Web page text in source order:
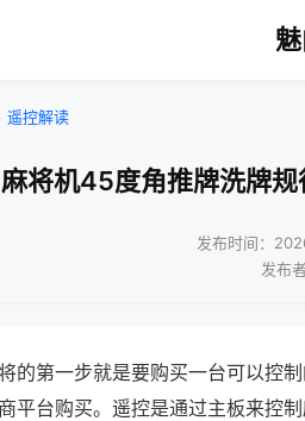
遥控解读
将机45度角推牌洗牌
发布时间：
发布
的第一步就是要购买一台可以控
平台购买。遥控是通过主板来控